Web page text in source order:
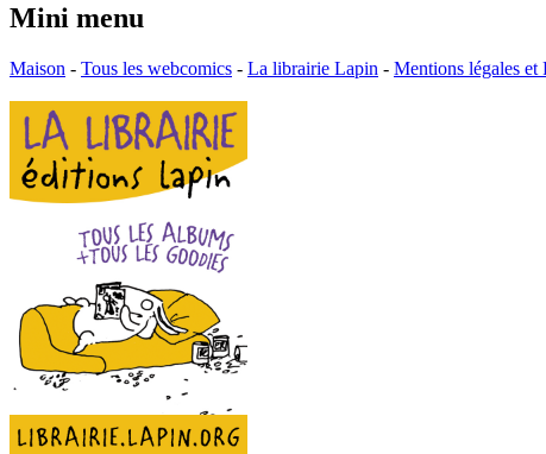
Mini menu
Maison - Tous les webcomics - La librairie Lapin - Mentions légales et